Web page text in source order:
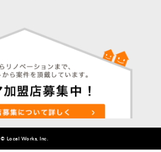
© Local Works, Inc.